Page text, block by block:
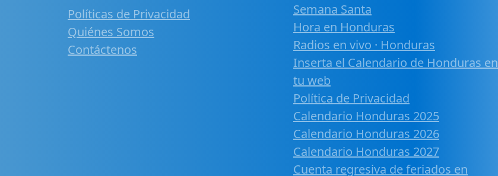
Políticas de Privacidad
Quiénes Somos
Contáctenos
Semana Santa
Hora en Honduras
Radios en vivo · Honduras
Inserta el Calendario de Honduras en
tu web
Política de Privacidad
Calendario Honduras 2025
Calendario Honduras 2026
Calendario Honduras 2027
Cuenta regresiva de feriados en